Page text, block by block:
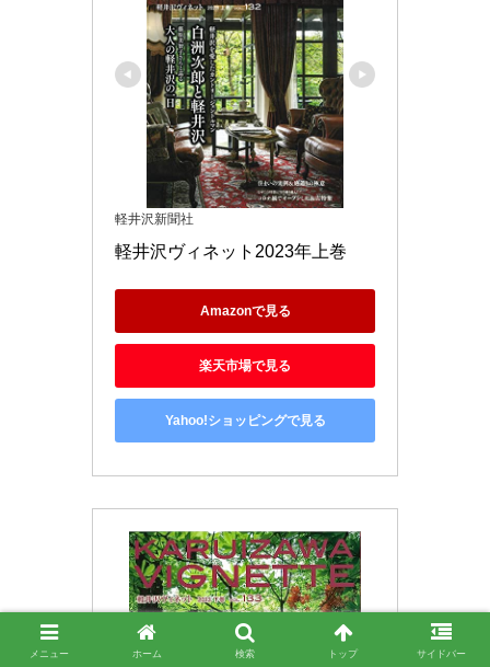
軽井沢新聞社
軽井沢ヴィネット2023年上巻
Amazonで見る
楽天市場で見る
Yahoo!ショッピングで見る
メニュー ホーム 検索 トップ サイドバー